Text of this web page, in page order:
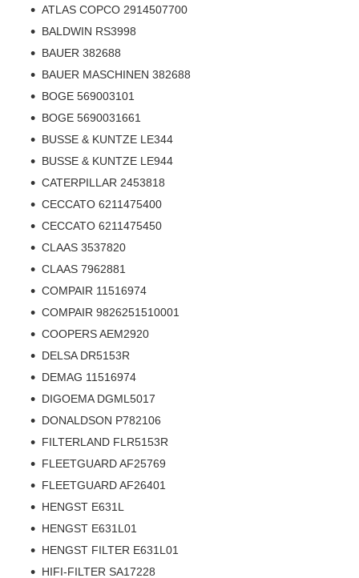
ATLAS COPCO 2914507700
BALDWIN RS3998
BAUER 382688
BAUER MASCHINEN 382688
BOGE 569003101
BOGE 5690031661
BUSSE & KUNTZE LE344
BUSSE & KUNTZE LE944
CATERPILLAR 2453818
CECCATO 6211475400
CECCATO 6211475450
CLAAS 3537820
CLAAS 7962881
COMPAIR 11516974
COMPAIR 9826251510001
COOPERS AEM2920
DELSA DR5153R
DEMAG 11516974
DIGOEMA DGML5017
DONALDSON P782106
FILTERLAND FLR5153R
FLEETGUARD AF25769
FLEETGUARD AF26401
HENGST E631L
HENGST E631L01
HENGST FILTER E631L01
HIFI-FILTER SA17228